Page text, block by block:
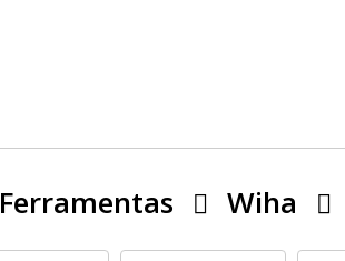
Ferramentas Wiha